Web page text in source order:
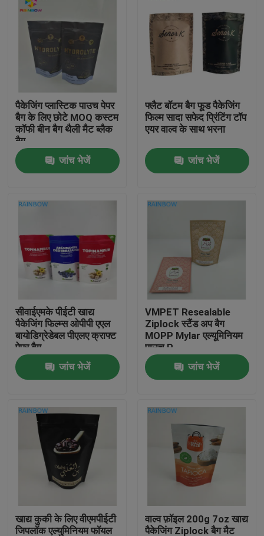
हमारे बारे में
हमसे संपर्क करें
समाचार
मामले
उद्धरण मांगें
प्लास्टिक पाउच पैकेजिंग
स्नैक बैग पैकेजिंग
टोंटी थैली पैकेजिंग
पैकेजिंग प्लास्टिक पाउच पेपर
बैग के लिए छोटे MOQ कस्टम
कॉफी बीन बैग थैली मैट ब्लैक
बैग
जांच भेजें
फ्लैट बॉटम बैग फूड पैकेजिंग
फिल्म सादा सफेद प्रिंटिंग टॉप
एयर वाल्व के साथ भरना
जांच भेजें
सीवाईएमके पीईटी खाद्य
पैकेजिंग फिल्म्स ओपीपी एएल
बायोडिग्रेडेबल पीएलए क्राफ्ट
पेपर बैग
जांच भेजें
VMPET Resealable
Ziplock स्टैंड अप बैग
MOPP Mylar एल्यूमिनियम
पाउच P
जांच भेजें
खाद्य कुकी के लिए वीएमपीईटी
जिपलॉक एल्युमिनियम फॉयल
वाल्व फ़ॉइल 200g 7oz खाद्य
पैकेजिंग Ziplock बैग मैट